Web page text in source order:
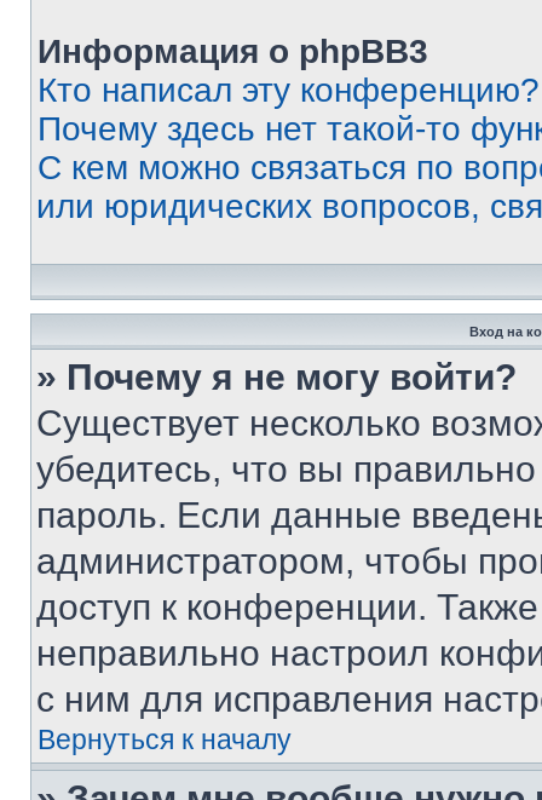
Информация о phpBB3
Кто написал эту конференцию?
Почему здесь нет такой-то
С кем можно связаться по
или юридических вопросов,
Вход на
» Почему я не могу войти?
Существует несколько
убедитесь, что вы
пароль. Если данные
администратором, чтобы
доступ к конференции.
неправильно настроил
с ним для исправления
Вернуться к началу